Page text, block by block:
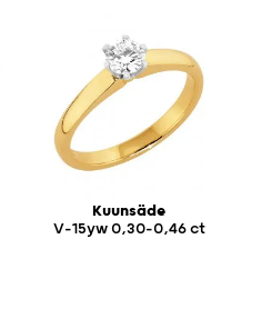
Kuunsäde
V-15yw 0,30-0,46 ct